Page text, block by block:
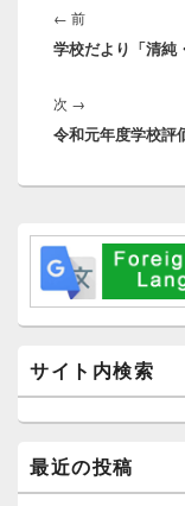
稿
ナ
ゲ
ー
シ
← 前前
の
学校だより「清純
次 →
の
稿:
令和元年度学校評
メ
ウ
ィ
ェ
ッ
サイト内検索
最近の投稿